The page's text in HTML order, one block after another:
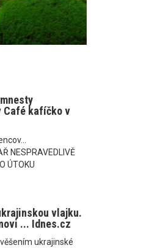
Café kafíčko v
NESPRAVEDLIVĚ
ÚTOKU
vlajku.
... Idnes.cz
ukrajinské